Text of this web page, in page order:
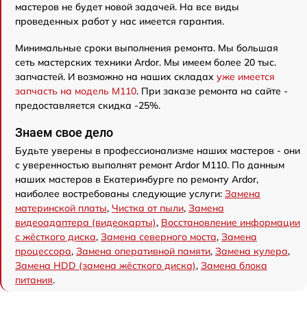
мастеров не будет новой задачей. На все виды
проведенных работ у нас имеется гарантия.
Минимальные сроки выполнения ремонта. Мы большая
сеть мастерских техники Ardor. Мы имеем более 20 тыс.
запчастей. И возможно на наших складах уже имеется
запчасть на модель M110. При заказе ремонта на сайте -
предоставляется скидка -25%.
Знаем свое дело
Будьте уверены в профессионализме наших мастеров - они
с уверенностью выполнят ремонт Ardor M110. По данным
наших мастеров в Екатеринбурге по ремонту Ardor,
наиболее востребованы следующие услуги: Замена
материнской платы, Чистка от пыли, Замена
видеоадаптера (видеокарты), Восстановление информации
с жёсткого диска, Замена северного моста, Замена
процессора, Замена оперативной памяти, Замена кулера,
Замена HDD (замена жёсткого диска), Замена блока
питания.